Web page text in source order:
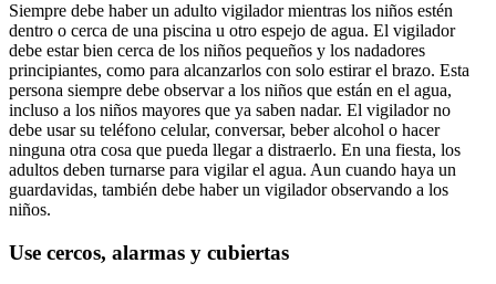
Siempre debe haber un adulto vigiladormientras los niños estén
dentro o cerca de una piscina u otro espejo de agua. El vigilador
debe estar bien cerca de los niños pequeños y los nadadores
principiantes, como para alcanzarlos con solo estirar el brazo. Esta
persona siempre debe observar a los niños que están en el agua,
incluso a los niños mayores que ya saben nadar. El vigilador no
debe usar su teléfono celular, conversar, beber alcohol o hacer
ninguna otra cosa que pueda llegar a distraerlo. En una fiesta, los
adultos deben turnarse para vigilar el agua. Aun cuando haya un
guardavidas, también debe haber un vigilador observando a los
niños.
Use cercos, alarmas y cubiertas